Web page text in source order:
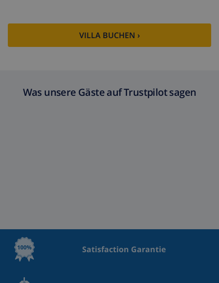
reinigung
Energieverbrauch
(52,77 $/HOUR)
Reiserücktrittsfonds:
4.80% der Gesamtsumme
VILLA BUCHEN ›
Was unsere Gäste auf Trustpilot sagen
Satisfaction Garantie